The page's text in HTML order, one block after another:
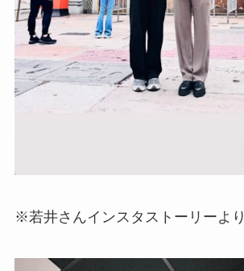
※若井さんインスタストーリーより